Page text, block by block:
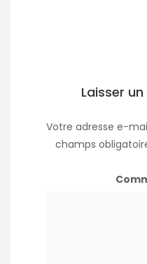
Laisser
Votre adresse e-
champs